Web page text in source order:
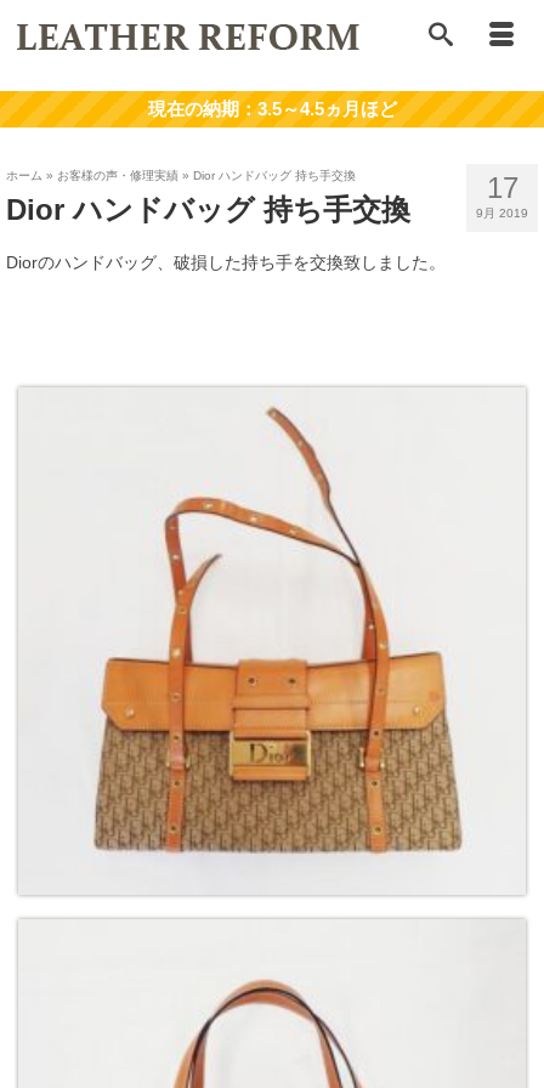
17
9月 2019
ホーム » お客様の声・修理実績 » Dior ハンドバッグ 持ち手交換
Dior ハンドバッグ 持ち手交換
Diorのハンドバッグ、破損した持ち手を交換致しました。